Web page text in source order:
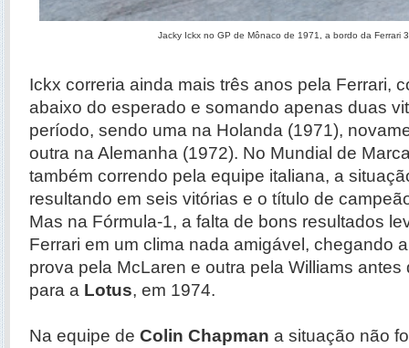
Jacky Ickx no GP de Mônaco de 1971, a bordo da Ferrari
Ickx correria ainda mais três anos pela Ferrari,
abaixo do esperado e somando apenas duas
período, sendo uma na Holanda (1971),
outra na Alemanha (1972). No Mundial de
também correndo pela equipe italiana, a
resultando em seis vitórias e o título de
Mas na Fórmula-1, a falta de bons resultados
Ferrari em um clima nada amigável, chegando
prova pela McLaren e outra pela Williams antes
para a Lotus, em 1974.
Na equipe de Colin Chapman a situação não